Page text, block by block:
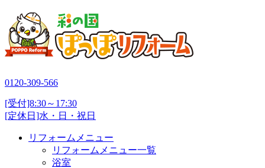
0120-309-566
[受付]8:30～17:30
[定休日]水・日・祝日
リフォームメニュー
リフォームメニュー一覧
浴室